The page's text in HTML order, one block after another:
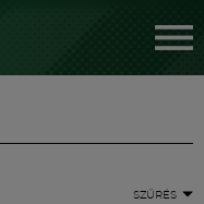
SZŰRÉS